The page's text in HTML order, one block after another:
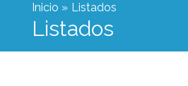
Inicio Listados
Listados